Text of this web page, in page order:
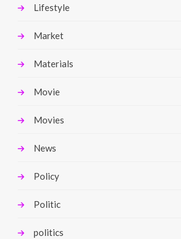
Lifestyle
Market
Materials
Movie
Movies
News
Policy
Politic
politics